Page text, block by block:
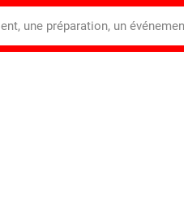
une préparation, un